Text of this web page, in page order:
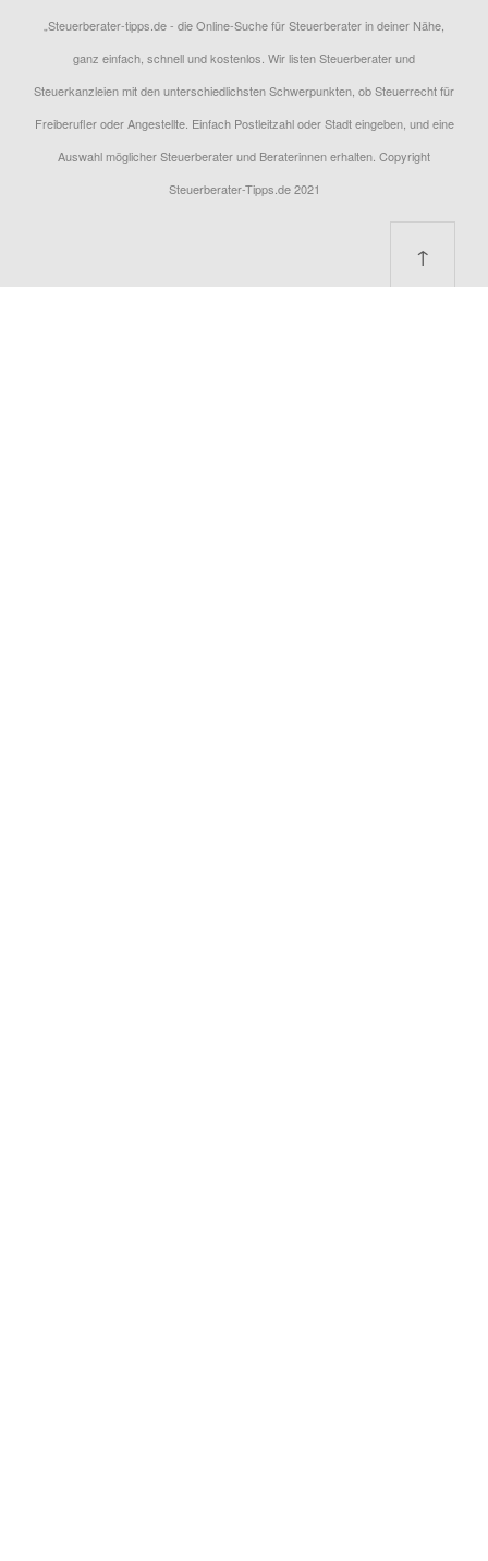
„Steuerberater-tipps.de - die Online-Suche für Steuerberater in deiner Nähe,
ganz einfach, schnell und kostenlos. Wir listen Steuerberater und
Steuerkanzleien mit den unterschiedlichsten Schwerpunkten, ob Steuerrecht für
Freiberufler oder Angestellte. Einfach Postleitzahl oder Stadt eingeben, und eine
Auswahl möglicher Steuerberater und Beraterinnen erhalten. Copyright
Steuerberater-Tipps.de 2021
↑